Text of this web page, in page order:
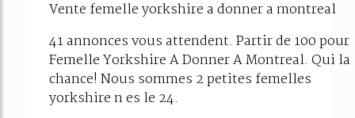
Vente femelle yorkshire a donner a montreal
41 annonces vous attendent. Partir de 100 pour
Femelle Yorkshire A Donner A Montreal. Qui la
chance! Nous sommes 2 petites femelles
yorkshire n es le 24.